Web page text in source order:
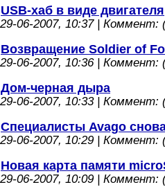
USB-хаб в виде двигателя
06-2007, 10:37 | Коммент:
Возвращение Soldier of
06-2007, 10:36 | Коммент:
Дом-черная дыра
06-2007, 10:33 | Коммент:
Специалисты Avago
29-06-2007, 10:29 | Коммент:
Новая карта памяти
06-2007, 10:09 | Коммент: